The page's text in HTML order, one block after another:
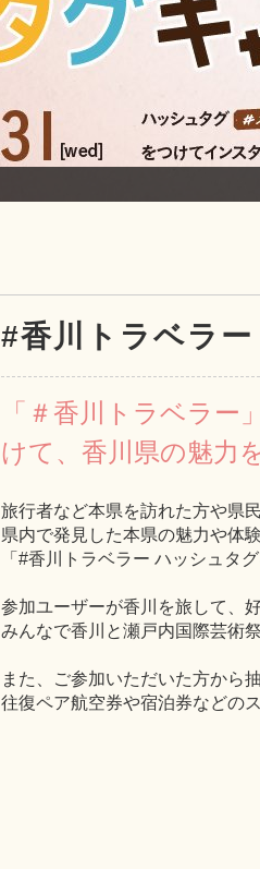
#香川トラベラ
「＃香川トラベラ
けて、香川県の魅力
旅行者など本県を訪れた方や県民
県内で発見した本県の魅力や体
「#香川トラベラー ハッシュタ
参加ユーザーが香川を旅して、
みんなで香川と瀬戸内国際芸術
また、ご参加いただいた方から
往復ペア航空券や宿泊券などの